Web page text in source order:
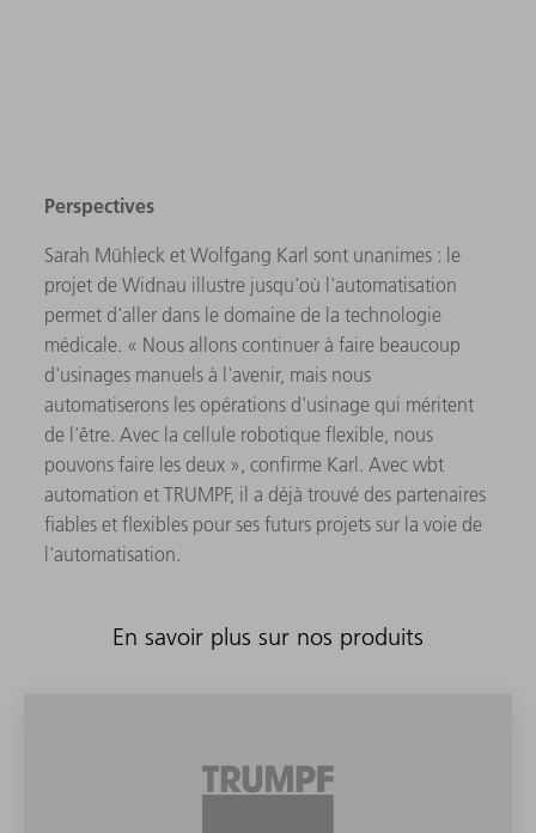
Perspectives
Sarah Mühleck et Wolfgang Karl sont unanimes : le
projet de Widnau illustre jusqu'où l'automatisation
permet d'aller dans le domaine de la technologie
médicale. « Nous allons continuer à faire beaucoup
d'usinages manuels à l'avenir, mais nous
automatiserons les opérations d'usinage qui méritent
de l'être. Avec la cellule robotique flexible, nous
pouvons faire les deux », confirme Karl. Avec wbt
automation et TRUMPF, il a déjà trouvé des partenaires
fiables et flexibles pour ses futurs projets sur la voie de
l'automatisation.
En savoir plus sur nos produits